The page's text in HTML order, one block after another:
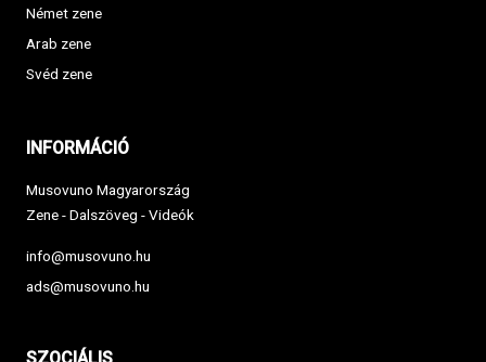
Német zene
Arab zene
Svéd zene
INFORMÁCIÓ
Musovuno Magyarország
Zene - Dalszöveg - Videók
info@musovuno.hu
ads@musovuno.hu